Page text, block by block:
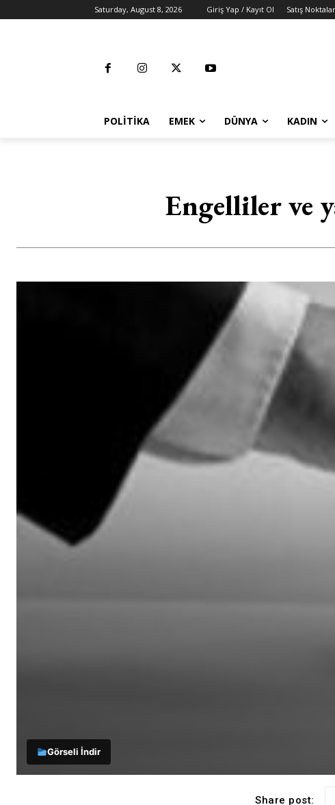
Saturday, August 8, 2026 Giriş Yap / Kayıt Ol Satış
POLITIKA EMEK DÜNYA KADIN
Engelliler ve
Görseli İndir
Share post: